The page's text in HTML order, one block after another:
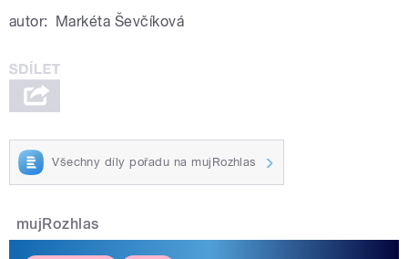
autor: Markéta Ševčíková
Všechny díly pořadu na mujRozhlas
mujRozhlas